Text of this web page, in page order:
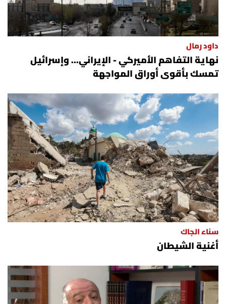
داود رمال
نهاية التفاهم الأميركي - الإيراني... وإسرائيل
تمسك بأقوى أوراق المواجهة
سناء الجاك
أغنية الشيطان